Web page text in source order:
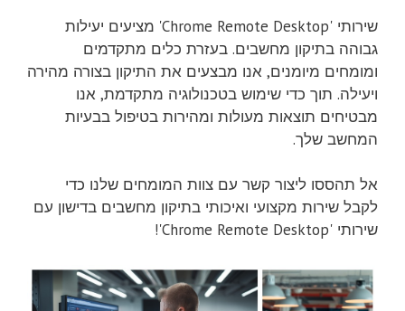
שירותי 'Chrome Remote Desktop' מציעים יעילות
גבוהה בתיקון מחשבים. בעזרת כלים מתקדמים
ומומחים מיומנים, אנו מבצעים את התיקון בצורה מהירה
ויעילה. תוך כדי שימוש בטכנולוגיה מתקדמת, אנו
מבטיחים תוצאות מעולות ומהירות בטיפול בבעיות
המחשב שלך.
אל תהססו ליצור קשר עם צוות המומחים שלנו כדי
לקבל שירות מקצועי ואיכותי בתיקון מחשבים בדישון עם
שירותי 'Chrome Remote Desktop'!